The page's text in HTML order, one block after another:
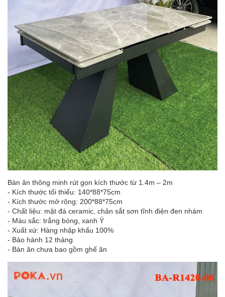
Bàn ăn thông minh rút gọn kích thước từ 1.4m – 2m
- Kích thước tối thiểu: 140*88*75cm
- Kích thước mở rộng: 200*88*75cm
- Chất liệu: mặt đá ceramic, chân sắt sơn tĩnh điện đen nhám
- Màu sắc: trắng bóng, xanh Ý
- Xuất xứ: Hàng nhập khẩu 100%
- Bảo hành 12 tháng
- Bàn ăn chưa bao gồm ghế ăn